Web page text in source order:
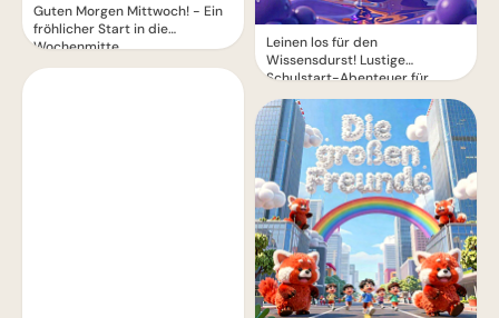
Guten Morgen Mittwoch! - Ein
fröhlicher Start in die
Wochenmitte
Leinen los für den
Wissensdurst! Lustige
Schulstart-Abenteuer für
Instagram.